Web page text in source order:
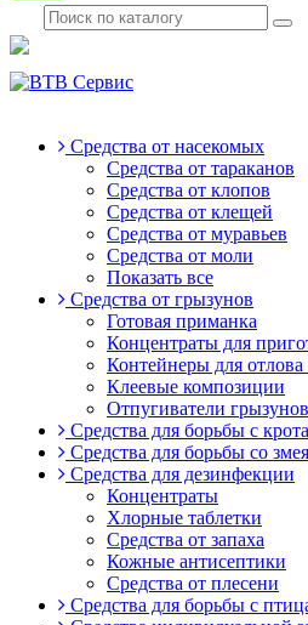
Средства от насекомых
Средства от тараканов
Средства от клопов
Средства от клещей
Средства от муравьев
Средства от моли
Показать все
Средства от грызунов
Готовая приманка
Концентраты для
Контейнеры для отлова
Клеевые композиции
Отпугиватели грызунов
Средства для борьбы с
Средства для борьбы со
Средства для дезинфекции
Концентраты
Хлорные таблетки
Средства от запаха
Кожные антисептики
Средства от плесени
Средства для борьбы с